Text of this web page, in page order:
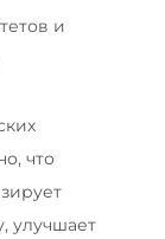
и
что
улучшает